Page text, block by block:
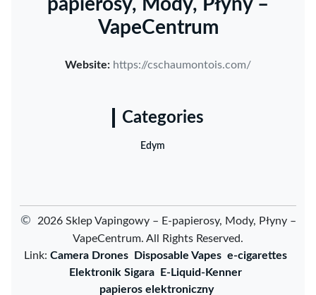
papierosy, Mody, Płyny –
VapeCentrum
Website: https://cschaumontois.com/
Categories
Edym
©
2026 Sklep Vapingowy – E-papierosy, Mody, Płyny –
VapeCentrum. All Rights Reserved.
Link: Camera Drones Disposable Vapes e-cigarettes
Elektronik Sigara
E-Liquid-Kenner
papieros elektroniczny